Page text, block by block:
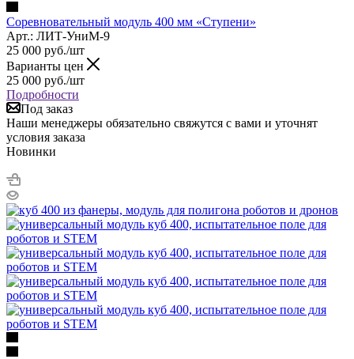
Соревновательный модуль 400 мм «Ступени»
Арт.: ЛИТ-УниМ-9
25 000 руб./шт
Варианты цен
25 000 руб./шт
Подробности
Под заказ
Наши менеджеры обязательно свяжутся с вами и уточнят
условия заказа
Новинки